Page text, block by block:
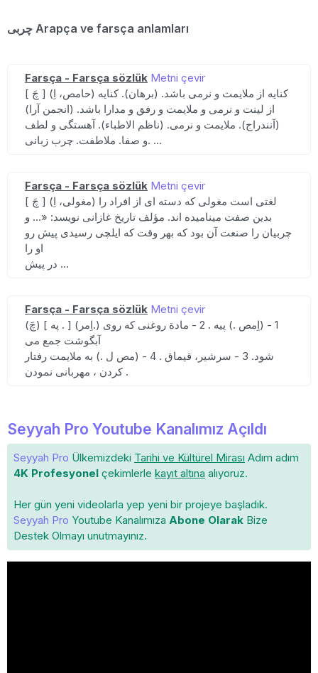
چربی Arapça ve farsça anlamları
Farsça - Farsça sözlük Metni çevir
[ چَ ] (حامص، اِ) کنایه از ملایمت و نرمی باشد. (برهان). کنایه
از لینت و نرمی و ملایمت و رفق و مدارا باشد. (انجمن آرا)
(آنندراج). ملایمت و نرمی. (ناظم الاطباء). آهستگی و لطف
و صفا. ملاطفت. چرب زبانی. ...
Farsça - Farsça sözlük Metni çevir
[ چَ ] (مغولی، اِ) لغتی است مغولی که دسته ای از افراد را
بدین صفت مینامیده اند. مؤلف تاریخ غازانی نویسد: «... و
چربیان را صنعت آن بود که بهر وقت که ایلچی رسیدی پیش رو
او را
در پیش ...
Farsça - Farsça sözlük Metni çevir
(چَ) [ په . ] (اِمر.) 1 - (اِمص .) پیه . 2 - مادة روغنی که روی
آبگوشت جمع می
شود. 3 - سرشیر، قیماق . 4 - (مص ل .) به ملایمت رفتار
کردن ، مهربانی نمودن .
Seyyah Pro Youtube Kanalımız Açıldı
Seyyah Pro Ülkemizdeki Tarihi ve Kültürel Mirası Adım adım
4K Profesyonel çekimlerle kayıt altına alıyoruz.
Her gün yeni videolarla yep yeni bir projeye başladık.
Seyyah Pro Youtube Kanalımıza Abone Olarak Bize
Destek Olmayı unutmayınız.